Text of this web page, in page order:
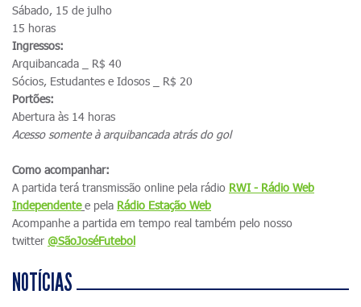
Sábado, 15 de julho
15 horas
Ingressos:
Arquibancada _ R$ 40
Sócios, Estudantes e Idosos _ R$ 20
Portões:
Abertura às 14 horas
Acesso somente à arquibancada atrás do gol
Como acompanhar:
A partida terá transmissão online pela rádio RWI - Rádio Web
Independente e pela Rádio Estação Web
Acompanhe a partida em tempo real também pelo nosso
twitter @SãoJoséFutebol
NOTÍCIAS